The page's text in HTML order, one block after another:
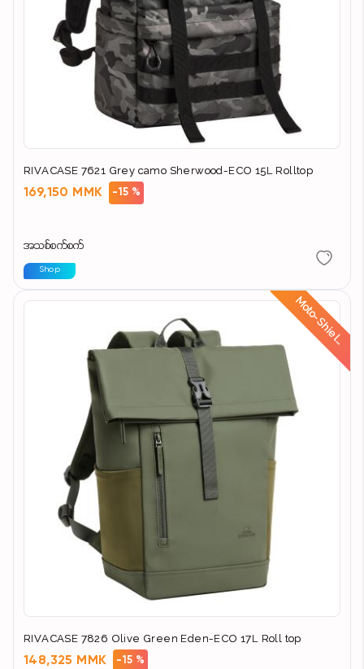
RIVACASE 7621 Grey camo Sherwood-ECO 15L Rolltop
169,150 MMK -15 %
အသစ်စက်စက်
Shop
d
RIVACASE 7826 Olive Green Eden-ECO 17L Roll top
148,325 MMK -15 %